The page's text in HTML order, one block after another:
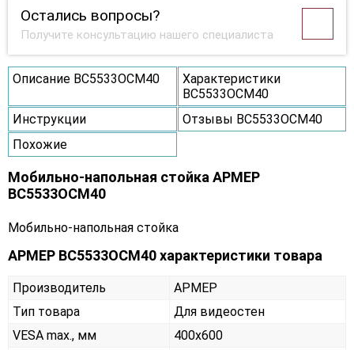
Остались вопросы?
Получите консультацию нашего специалиста
Описание ВС5533ОСМ40
Характеристики
ВС5533ОСМ40
Инструкции
Отзывы ВС5533ОСМ40
Похожие
Мобильно-напольная стойка АРМЕР
ВС5533ОСМ40
Мобильно-напольная стойка
АРМЕР ВС5533ОСМ40 характеристики товара
Производитель
АРМЕР
Тип товара
Для видеостен
VESA max., мм
400х600